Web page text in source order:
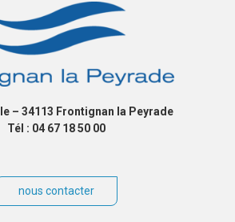
– 34113 Frontignan la Peyrade
Tél : 04 67 18 50 00
nous contacter